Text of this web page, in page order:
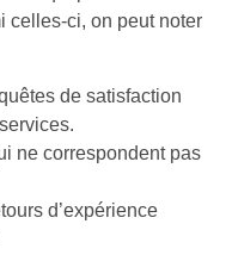
celles-ci, on peut noter
de satisfaction
ne correspondent pas
d’expérience